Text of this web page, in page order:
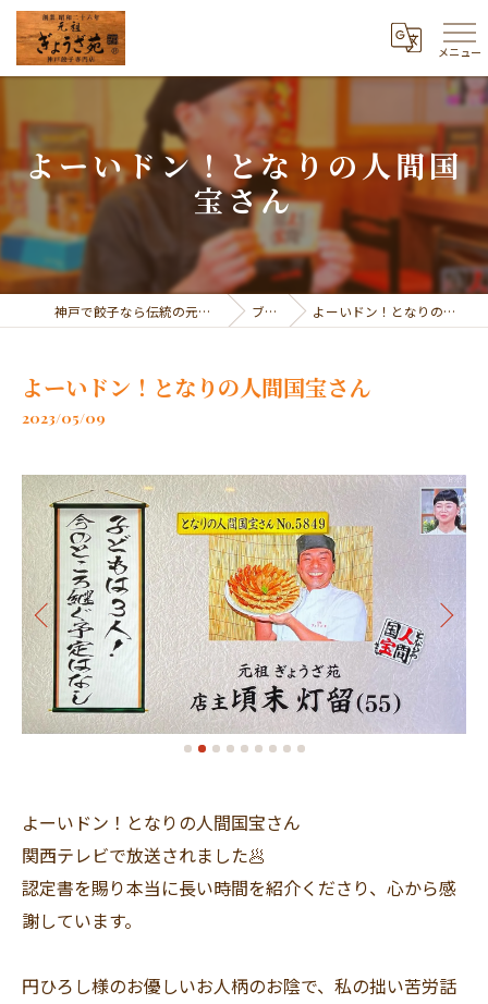
メニュー
よーいドン！となりの人間国
宝さん
神戸で餃子なら伝統の元祖 ぎょうざ苑 ブログ よーいドン！となりの人間国宝さん
よーいドン！となりの人間国宝さん
2023/05/09
よーいドン！となりの人間国宝さん
関西テレビで放送されました🥟
認定書を賜り本当に長い時間を紹介くださり、心から感
謝しています。
円ひろし様のお優しいお人柄のお陰で、私の拙い苦労話